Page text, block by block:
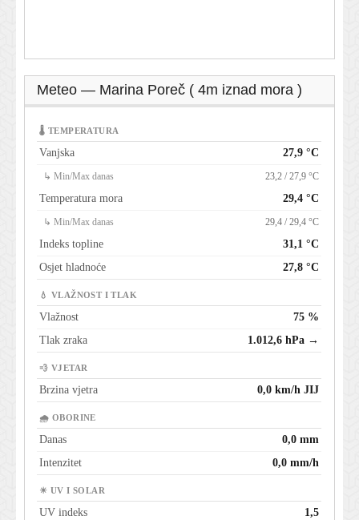
Meteo — Marina Poreč ( 4m iznad mora )
🌡 TEMPERATURA
Vanjska 27,9 °C
↳ Min/Max danas 23,2 / 27,9 °C
Temperatura mora 29,4 °C
↳ Min/Max danas 29,4 / 29,4 °C
Indeks topline
31,1 °C
Osjet hladnoće
27,8 °C
💧 VLAŽNOST I TLAK
Vlažnost
75 %
Tlak zraka
1.012,6 hPa →
💨 VJETAR
Brzina vjetra 0,0 km/h JIJ
🌧 OBORINE
Danas
0,0 mm
Intenzitet
0,0 mm/h
☀ UV I SOLAR
UV indeks
1,5